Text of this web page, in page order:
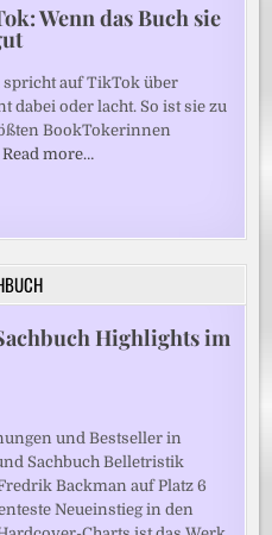
Wenn das Buch sie
spricht auf TikTok über
dabei oder lacht. So ist sie zu
BookTokerinnen
Read more…
Highlights im
und Bestseller in
Sachbuch Belletristik
Backman auf Platz 6
Neueinstieg in den